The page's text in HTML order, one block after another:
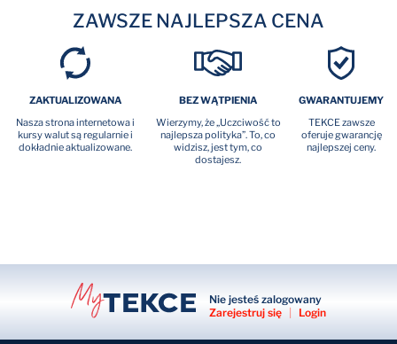
ZAWSZE NAJLEPSZA CENA
ZAKTUALIZOWANA
Nasza strona internetowa i
kursy walut są regularnie i
dokładnie aktualizowane.
BEZ WĄTPIENIA
Wierzymy, że „Uczciwość to
najlepsza polityka”. To, co
widzisz, jest tym, co
dostajesz.
GWARANTUJEMY
TEKCE zawsze
oferuje gwarancję
najlepszej ceny.
Nie jesteś zalogowany
Zarejestruj się | Login